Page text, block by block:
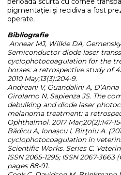
pigmentaţiei și recidiva a fost
operate.
Bibliografie
Annear MJ, Wilkie DA,
Semiconductor diode laser
cyclophotocoagulation for the
horses: a retrospective study of
2010 May;13(3):204-9.
Andreani V, Guandalini A,
Girolamo N, Sapienza JS. The
debulking and diode laser
melanoma treatment: a
Ophthalmol. 2017 Mar;20(2):147-
Bădicu A, Ionașcu I, Birţoiu A.
cyclophotocoagulation in
Scientific Works. Series C.
ISSN 2065-1295; ISSN 2067-3663
pages 88-91.